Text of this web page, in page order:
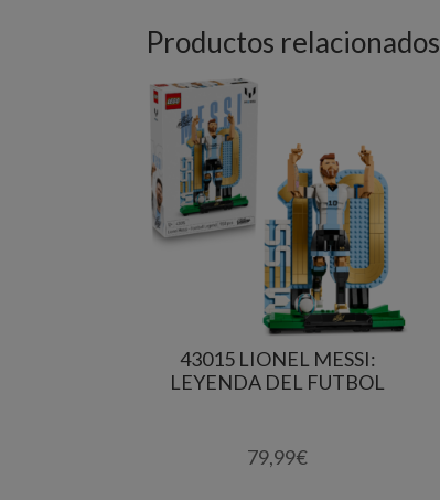
Productos relacionados
43015 LIONEL MESSI:
LEYENDA DEL FUTBOL
79,99€